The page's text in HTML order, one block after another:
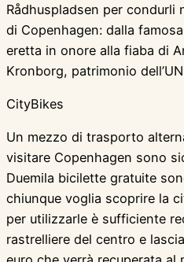
Rådhuspladsen per condurli
di Copenhagen: dalla
eretta in onore alla fiaba di
Kronborg, patrimonio
CityBikes
Un mezzo di trasporto
visitare Copenhagen sono
Duemila bicilette gratuite
chiunque voglia scoprire la
per utilizzarle è sufficiente
rastrelliere del centro e